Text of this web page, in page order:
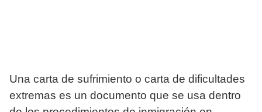
Una carta de sufrimiento o carta de dificultades
extremas es un documento que se usa dentro